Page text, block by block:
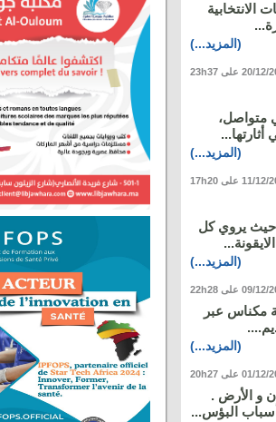
الانتخابية
(المزيد...)
متواصل،
(المزيد...)
حيث يروي كل
(المزيد...)
مكناس عبر
(المزيد...)
و الأرض .
البؤس...